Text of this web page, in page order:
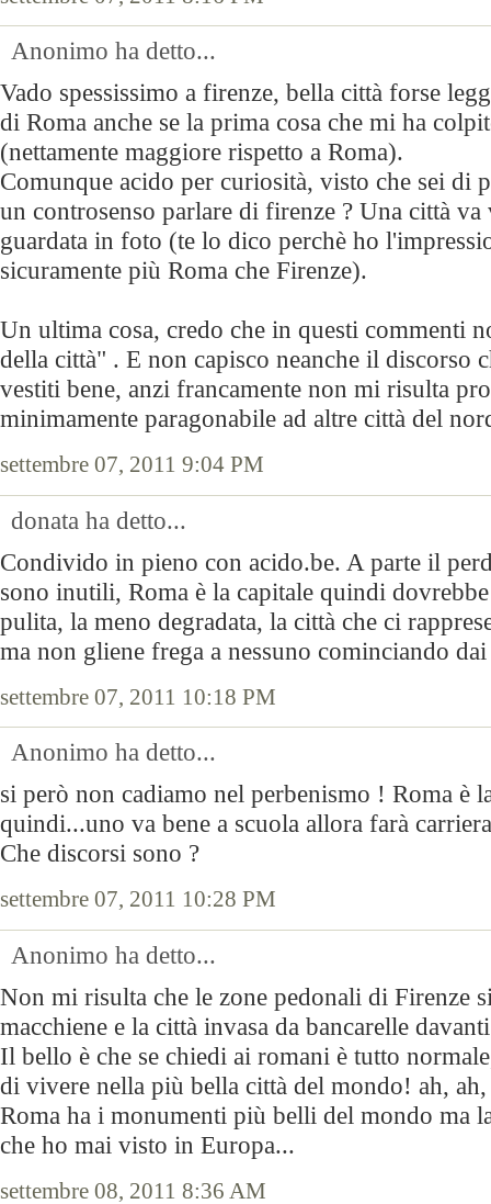
Anonimo ha detto...
Vado spessissimo a firenze, bella città forse
di Roma anche se la prima cosa che mi ha
(nettamente maggiore rispetto a Roma).
Comunque acido per curiosità, visto che sei di
un controsenso parlare di firenze ? Una città va
guardata in foto (te lo dico perchè ho
sicuramente più Roma che Firenze).
Un ultima cosa, credo che in questi commenti
della città" . E non capisco neanche il discorso
vestiti bene, anzi francamente non mi risulta
minimamente paragonabile ad altre città del
settembre 07, 2011 9:04 PM
donata ha detto...
Condivido in pieno con acido.be. A parte il
sono inutili, Roma è la capitale quindi
pulita, la meno degradata, la città che ci
ma non gliene frega a nessuno cominciando
settembre 07, 2011 10:18 PM
Anonimo ha detto...
si però non cadiamo nel perbenismo ! Roma è
quindi...uno va bene a scuola allora farà
Che discorsi sono ?
settembre 07, 2011 10:28 PM
Anonimo ha detto...
Non mi risulta che le zone pedonali di Firenze
macchiene e la città invasa da bancarelle
Il bello è che se chiedi ai romani è tutto
di vivere nella più bella città del mondo! ah, ah,
Roma ha i monumenti più belli del mondo ma
che ho mai visto in Europa...
settembre 08, 2011 8:36 AM